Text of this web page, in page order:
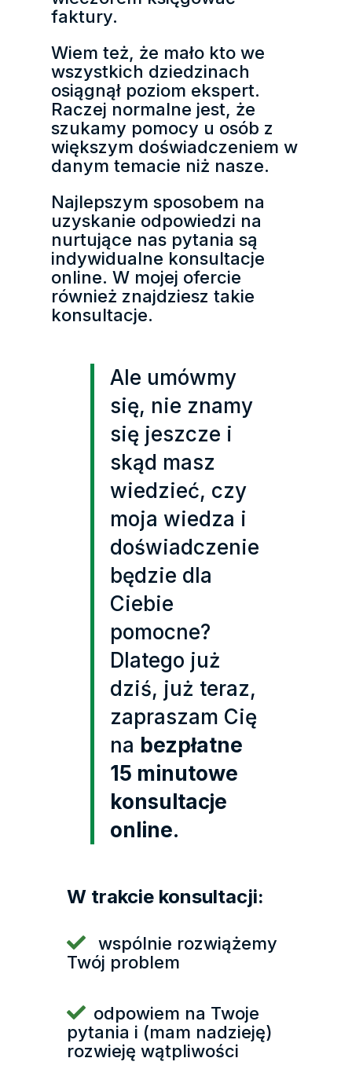
faktury.
Wiem też, że mało kto we
wszystkich dziedzinach
osiągnął poziom ekspert.
Raczej normalne jest, że
szukamy pomocy u osób z
większym doświadczeniem w
danym temacie niż nasze.
Najlepszym sposobem na
uzyskanie odpowiedzi na
nurtujące nas pytania są
indywidualne konsultacje
online. W mojej ofercie
również znajdziesz takie
konsultacje.
Ale umówmy
się, nie znamy
się jeszcze i
skąd masz
wiedzieć, czy
moja wiedza i
doświadczenie
będzie dla
Ciebie
pomocne?
Dlatego już
dziś, już teraz,
zapraszam Cię
na bezpłatne
15 minutowe
konsultacje
online.
W trakcie konsultacji:
wspólnie rozwiążemy
Twój problem
odpowiem na Twoje
pytania i (mam nadzieję)
rozwieję wątpliwości